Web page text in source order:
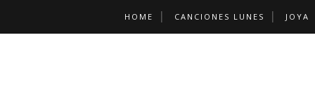
HOME CANCIONES LUNES JOYA